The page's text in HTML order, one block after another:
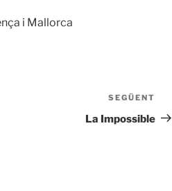
i Mallorca
SEGÜENT
La Impossible